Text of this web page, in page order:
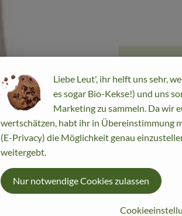
Liebe Leut', ihr helft uns sehr,
es sogar Bio-Kekse!) und uns
Marketing zu sammeln. Da wir
wertschätzen, habt ihr in Übereinstimmung
(E-Privacy) die Möglichkeit genau
weitergebt.
Nur notwendige Cookies zulassen